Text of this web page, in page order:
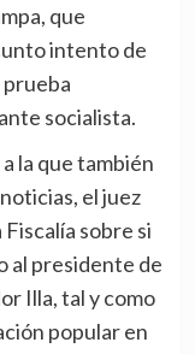
que
intento de
prueba
socialista.
el juez
sobre si
al presidente de
Illa, tal y como
popular en